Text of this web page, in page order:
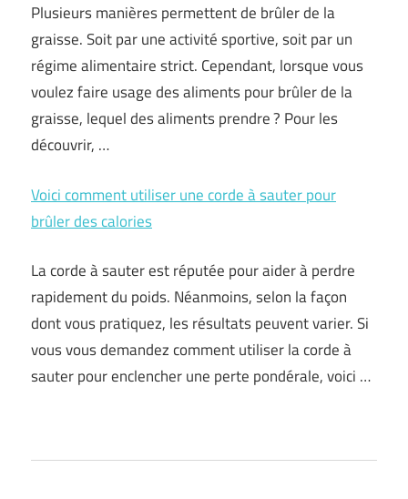
Plusieurs manières permettent de brûler de la
graisse. Soit par une activité sportive, soit par un
régime alimentaire strict. Cependant, lorsque vous
voulez faire usage des aliments pour brûler de la
graisse, lequel des aliments prendre ? Pour les
découvrir, …
Voici comment utiliser une corde à sauter pour
brûler des calories
La corde à sauter est réputée pour aider à perdre
rapidement du poids. Néanmoins, selon la façon
dont vous pratiquez, les résultats peuvent varier. Si
vous vous demandez comment utiliser la corde à
sauter pour enclencher une perte pondérale, voici …